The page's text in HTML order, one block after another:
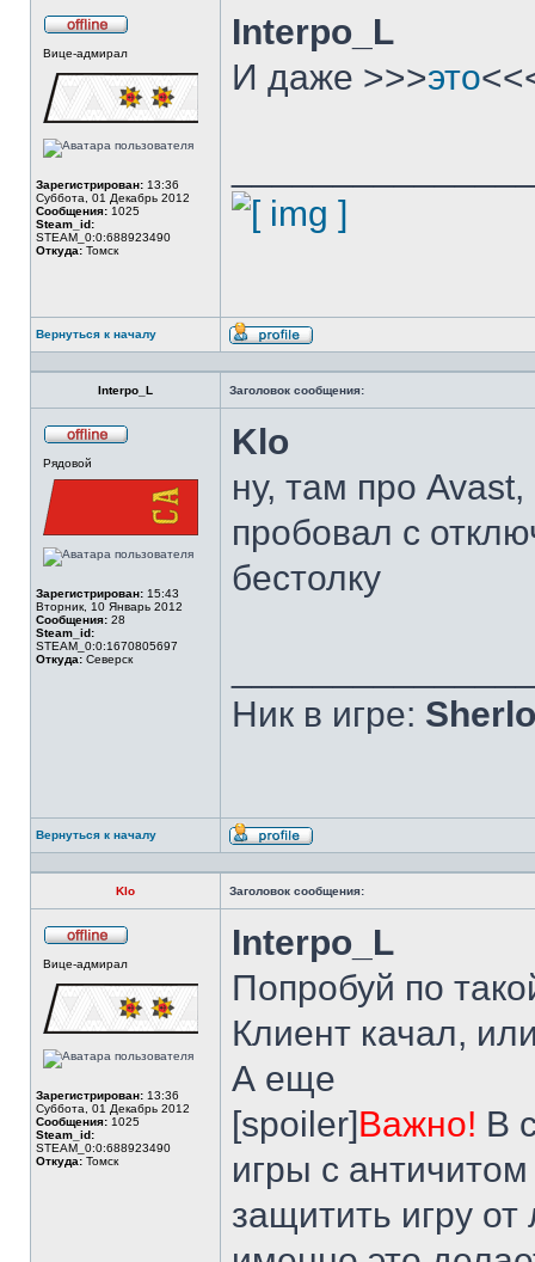
Вице-адмирал
Зарегистрирован: 13:36
Суббота, 01 Декабрь 2012
Сообщения: 1025
Steam_id:
STEAM_0:0:688923490
Откуда: Томск
Interpo_L
И даже >>>это
Вернуться к началу
Профиль
Interpo_L Заголовок сообщения:
сети
Рядовой
Зарегистрирован: 15:43
Вторник, 10 Январь 2012
Сообщения: 28
Steam_id:
STEAM_0:0:1670805697
Откуда: Северск
Klo
ну, там про
пробовал с
бестолку
Ник в игре:
Вернуться к началу
Профиль
Klo Заголовок сообщения:
Вице-адмирал
Зарегистрирован: 13:36
Суббота, 01 Декабрь 2012
Сообщения: 1025
Steam_id:
STEAM_0:0:688923490
Откуда: Томск
Interpo_L
Попробуй по
Клиент качал,
А еще
[spoiler]Важно! В
игры с
защитить игру